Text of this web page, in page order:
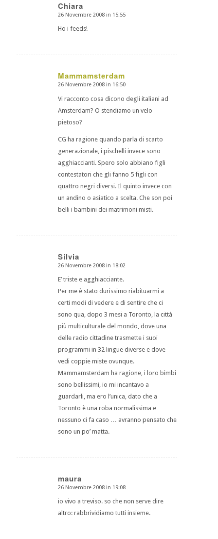
Chiara
dice:
26 Novembre 2008 in 15:55
Ho i feeds!
Mammamsterdam
dice:
26 Novembre 2008 in 16:50
Vi racconto cosa dicono degli italiani ad
Amsterdam? O stendiamo un velo
pietoso?
CG ha ragione quando parla di scarto
generazionale, i pischelli invece sono
agghiaccianti. Spero solo abbiano figli
contestatori che gli fanno 5 figli con
quattro negri diversi. Il quinto invece con
un andino o asiatico a scelta. Che son poi
belli i bambini dei matrimoni misti.
Silvia
dice:
26 Novembre 2008 in 18:02
E’ triste e agghiacciante.
Per me è stato durissimo riabituarmi a
certi modi di vedere e di sentire che ci
sono qua, dopo 3 mesi a Toronto, la città
più multiculturale del mondo, dove una
delle radio cittadine trasmette i suoi
programmi in 32 lingue diverse e dove
vedi coppie miste ovunque.
Mammamsterdam ha ragione, i loro bimbi
sono bellissimi, io mi incantavo a
guardarli, ma ero l’unica, dato che a
Toronto è una roba normalissima e
nessuno ci fa caso … avranno pensato che
sono un po’ matta.
maura
dice:
26 Novembre 2008 in 19:08
io vivo a treviso. so che non serve dire
altro: rabbrividiamo tutti insieme.